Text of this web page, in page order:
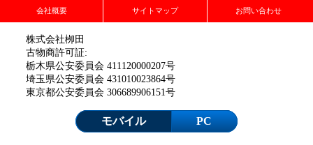
会社概要 サイトマップ お問い合わせ
株式会社栁田
古物商許可証:
栃木県公安委員会 411120000207号
埼玉県公安委員会 431010023864号
東京都公安委員会 306689906151号
モバイル PC